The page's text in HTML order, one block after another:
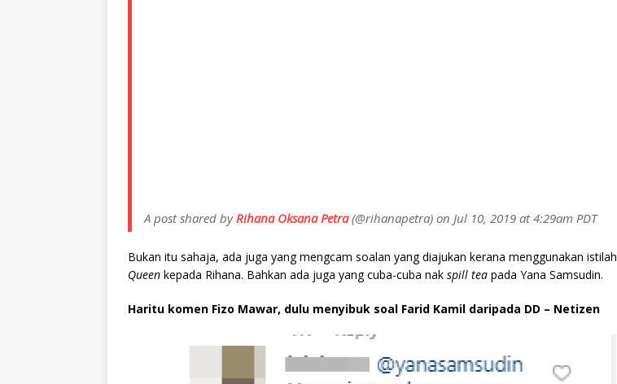
A post shared byRihana Oksana Petra(@rihanapetra) on Jul 10, 2019 at 4:29am PDT
Bukan itu sahaja, ada juga yang mengcam soalan yang diajukan kerana menggunakan istilah
Queen kepada Rihana. Bahkan ada juga yang cuba-cuba nak spill tea pada Yana Samsudin.
Haritu komen Fizo Mawar, dulu menyibuk soal Farid Kamil daripada DD – Netizen